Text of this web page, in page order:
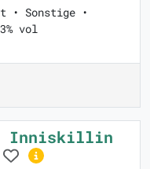
• Sonstige •
vol
Inniskillin